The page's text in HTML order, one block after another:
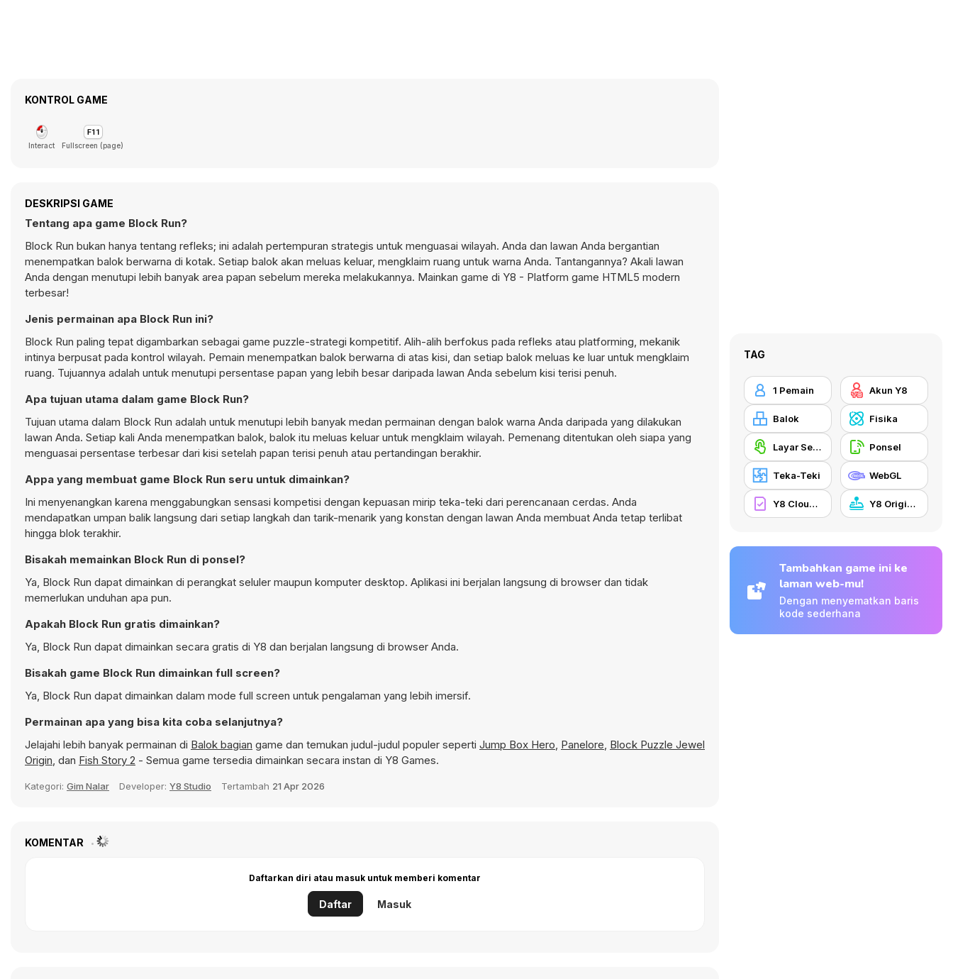
KONTROL GAME
Interact Fullscreen (page)
DESKRIPSI GAME
Tentang apa game Block Run?
Block Run bukan hanya tentang refleks; ini adalah pertempuran strategis untuk menguasai wilayah. Anda dan lawan Anda bergantian
menempatkan balok berwarna di kotak. Setiap balok akan meluas keluar, mengklaim ruang untuk warna Anda. Tantangannya? Akali lawan
Anda dengan menutupi lebih banyak area papan sebelum mereka melakukannya. Mainkan game di Y8 - Platform game HTML5 modern
terbesar!
Jenis permainan apa Block Run ini?
Block Run paling tepat digambarkan sebagai game puzzle-strategi kompetitif. Alih-alih berfokus pada refleks atau platforming, mekanik
intinya berpusat pada kontrol wilayah. Pemain menempatkan balok berwarna di atas kisi, dan setiap balok meluas ke luar untuk mengklaim
ruang. Tujuannya adalah untuk menutupi persentase papan yang lebih besar daripada lawan Anda sebelum kisi terisi penuh.
Apa tujuan utama dalam game Block Run?
Tujuan utama dalam Block Run adalah untuk menutupi lebih banyak medan permainan dengan balok warna Anda daripada yang dilakukan
lawan Anda. Setiap kali Anda menempatkan balok, balok itu meluas keluar untuk mengklaim wilayah. Pemenang ditentukan oleh siapa yang
menguasai persentase terbesar dari kisi setelah papan terisi penuh atau pertandingan berakhir.
Appa yang membuat game Block Run seru untuk dimainkan?
Ini menyenangkan karena menggabungkan sensasi kompetisi dengan kepuasan mirip teka-teki dari perencanaan cerdas. Anda
mendapatkan umpan balik langsung dari setiap langkah dan tarik-menarik yang konstan dengan lawan Anda membuat Anda tetap terlibat
hingga blok terakhir.
Bisakah memainkan Block Run di ponsel?
Ya, Block Run dapat dimainkan di perangkat seluler maupun komputer desktop. Aplikasi ini berjalan langsung di browser dan tidak
memerlukan unduhan apa pun.
Apakah Block Run gratis dimainkan?
Ya, Block Run dapat dimainkan secara gratis di Y8 dan berjalan langsung di browser Anda.
Bisakah game Block Run dimainkan full screen?
Ya, Block Run dapat dimainkan dalam mode full screen untuk pengalaman yang lebih imersif.
Permainan apa yang bisa kita coba selanjutnya?
Jelajahi lebih banyak permainan di Balok bagian game dan temukan judul-judul populer seperti Jump Box Hero, Panelore, Block Puzzle Jewel
Origin, dan Fish Story 2 - Semua game tersedia dimainkan secara instan di Y8 Games.
Kategori: Gim Nalar Developer: Y8 Studio Tertambah 21 Apr 2026
KOMENTAR
Daftarkan diri atau masuk untuk memberi komentar
Daftar Masuk
TAG
1 Pemain Akun Y8
Balok Fisika
Layar Sentuh Ponsel
Teka-Teki WebGL
Y8 Cloud Save Y8 Originals
Tambahkan game ini ke
laman web-mu!
Dengan menyematkan baris
kode sederhana